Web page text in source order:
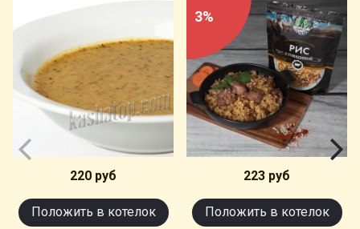
220 руб
Положить в котелок
3%
223 руб
Положить в котелок